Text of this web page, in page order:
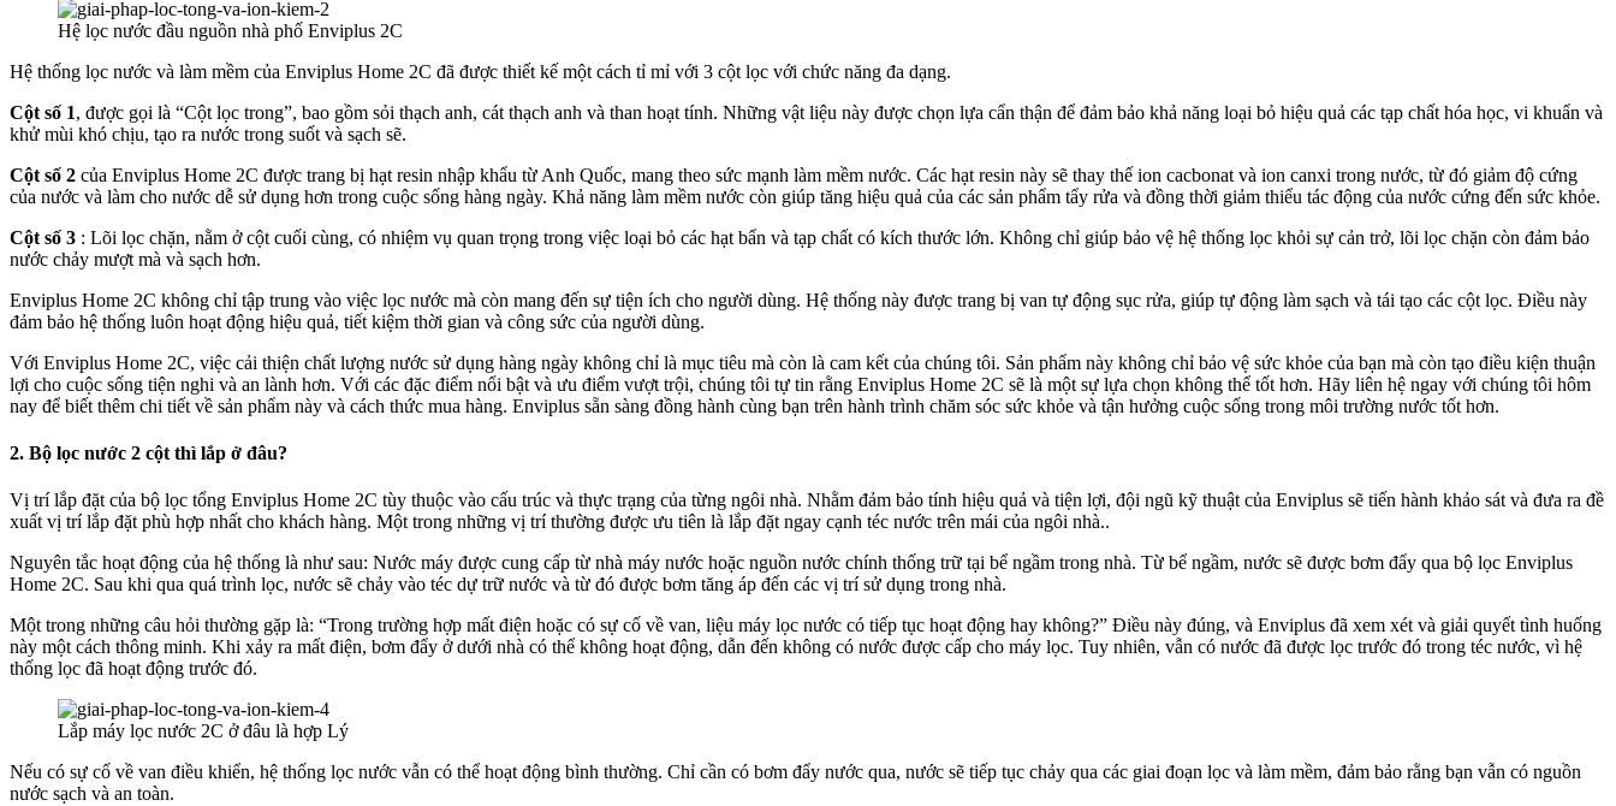
Hệ lọc nước đầu nguồn nhà phố Enviplus 2C
Hệ thống lọc nước và làm mềm của Enviplus Home 2C đã được thiết kế một cách tỉ mỉ với 3 cột lọc với chức năng đa dạng.
Cột số 1, được gọi là “Cột lọc trong”, bao gồm sỏi thạch anh, cát thạch anh và than hoạt tính. Những vật liệu này được chọn lựa cẩn thận để đảm bảo khả năng loại bỏ hiệu quả các tạp chất hóa học, vi khuẩn và
khử mùi khó chịu, tạo ra nước trong suốt và sạch sẽ.
Cột số 2 của Enviplus Home 2C được trang bị hạt resin nhập khẩu từ Anh Quốc, mang theo sức mạnh làm mềm nước. Các hạt resin này sẽ thay thế ion cacbonat và ion canxi trong nước, từ đó giảm độ cứng
của nước và làm cho nước dễ sử dụng hơn trong cuộc sống hàng ngày. Khả năng làm mềm nước còn giúp tăng hiệu quả của các sản phẩm tẩy rửa và đồng thời giảm thiểu tác động của nước cứng đến sức khỏe.
Cột số 3 : Lõi lọc chặn, nằm ở cột cuối cùng, có nhiệm vụ quan trọng trong việc loại bỏ các hạt bẩn và tạp chất có kích thước lớn. Không chỉ giúp bảo vệ hệ thống lọc khỏi sự cản trở, lõi lọc chặn còn đảm bảo
nước chảy mượt mà và sạch hơn.
Enviplus Home 2C không chỉ tập trung vào việc lọc nước mà còn mang đến sự tiện ích cho người dùng. Hệ thống này được trang bị van tự động sục rửa, giúp tự động làm sạch và tái tạo các cột lọc. Điều này
đảm bảo hệ thống luôn hoạt động hiệu quả, tiết kiệm thời gian và công sức của người dùng.
Với Enviplus Home 2C, việc cải thiện chất lượng nước sử dụng hàng ngày không chỉ là mục tiêu mà còn là cam kết của chúng tôi. Sản phẩm này không chỉ bảo vệ sức khỏe của bạn mà còn tạo điều kiện thuận
lợi cho cuộc sống tiện nghi và an lành hơn. Với các đặc điểm nổi bật và ưu điểm vượt trội, chúng tôi tự tin rằng Enviplus Home 2C sẽ là một sự lựa chọn không thể tốt hơn. Hãy liên hệ ngay với chúng tôi hôm
nay để biết thêm chi tiết về sản phẩm này và cách thức mua hàng. Enviplus sẵn sàng đồng hành cùng bạn trên hành trình chăm sóc sức khỏe và tận hưởng cuộc sống trong môi trường nước tốt hơn.
2. Bộ lọc nước 2 cột thì lắp ở đâu?
Vị trí lắp đặt của bộ lọc tổng Enviplus Home 2C tùy thuộc vào cấu trúc và thực trạng của từng ngôi nhà. Nhằm đảm bảo tính hiệu quả và tiện lợi, đội ngũ kỹ thuật của Enviplus sẽ tiến hành khảo sát và đưa ra đề
xuất vị trí lắp đặt phù hợp nhất cho khách hàng. Một trong những vị trí thường được ưu tiên là lắp đặt ngay cạnh téc nước trên mái của ngôi nhà..
Nguyên tắc hoạt động của hệ thống là như sau: Nước máy được cung cấp từ nhà máy nước hoặc nguồn nước chính thống trữ tại bể ngầm trong nhà. Từ bể ngầm, nước sẽ được bơm đẩy qua bộ lọc Enviplus
Home 2C. Sau khi qua quá trình lọc, nước sẽ chảy vào téc dự trữ nước và từ đó được bơm tăng áp đến các vị trí sử dụng trong nhà.
Một trong những câu hỏi thường gặp là: “Trong trường hợp mất điện hoặc có sự cố về van, liệu máy lọc nước có tiếp tục hoạt động hay không?” Điều này đúng, và Enviplus đã xem xét và giải quyết tình huống
này một cách thông minh. Khi xảy ra mất điện, bơm đẩy ở dưới nhà có thể không hoạt động, dẫn đến không có nước được cấp cho máy lọc. Tuy nhiên, vẫn có nước đã được lọc trước đó trong téc nước, vì hệ
thống lọc đã hoạt động trước đó.
Lắp máy lọc nước 2C ở đâu là hợp Lý
Nếu có sự cố về van điều khiển, hệ thống lọc nước vẫn có thể hoạt động bình thường. Chỉ cần có bơm đẩy nước qua, nước sẽ tiếp tục chảy qua các giai đoạn lọc và làm mềm, đảm bảo rằng bạn vẫn có nguồn
nước sạch và an toàn.